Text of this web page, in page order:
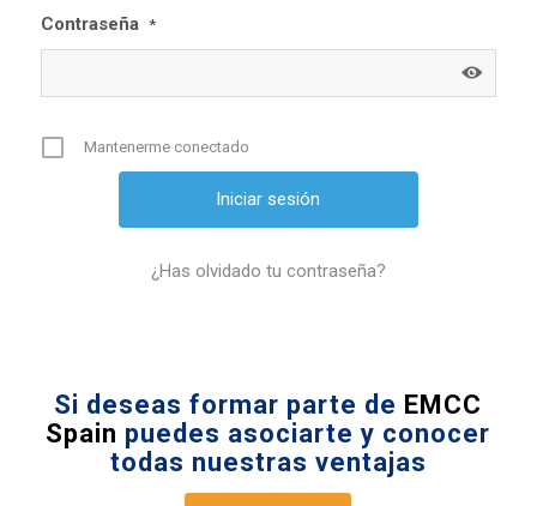
Contraseña *
Mantenerme conectado
¿Has olvidado tu contraseña?
Si deseas formar parte de EMCC
Spain puedes asociarte y conocer
todas nuestras ventajas